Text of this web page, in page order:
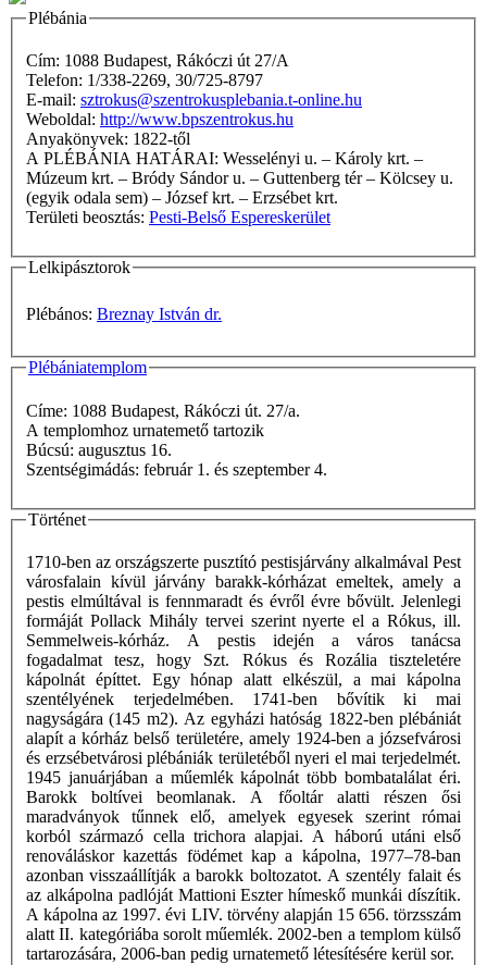
Plébánia
Cím: 1088 Budapest, Rákóczi út 27/A
Telefon: 1/338-2269, 30/725-8797
E-mail: sztrokus@szentrokusplebania.t-online.hu
Weboldal: http://www.bpszentrokus.hu
Anyakönyvek: 1822-től
A PLÉBÁNIA HATÁRAI: Wesselényi u. – Károly krt. –
Múzeum krt. – Bródy Sándor u. – Guttenberg tér – Kölcsey u.
(egyik odala sem) – József krt. – Erzsébet krt.
Területi beosztás: Pesti-Belső Espereskerület
Lelkipásztorok
Plébános: Breznay István dr.
Plébániatemplom
Címe: 1088 Budapest, Rákóczi út. 27/a.
A templomhoz urnatemető tartozik
Búcsú: augusztus 16.
Szentségimádás: február 1. és szeptember 4.
Történet
1710-ben az országszerte pusztító pestisjárvány alkalmával Pest
városfalain kívül járvány barakk-kórházat emeltek, amely a
pestis elmúltával is fennmaradt és évről évre bővült. Jelenlegi
formáját Pollack Mihály tervei szerint nyerte el a Rókus, ill.
Semmelweis-kórház. A pestis idején a város tanácsa
fogadalmat tesz, hogy Szt. Rókus és Rozália tiszteletére
kápolnát építtet. Egy hónap alatt elkészül, a mai kápolna
szentélyének terjedelmében. 1741-ben bővítik ki mai
nagyságára (145 m2). Az egyházi hatóság 1822-ben plébániát
alapít a kórház belső területére, amely 1924-ben a józsefvárosi
és erzsébetvárosi plébániák területéből nyeri el mai terjedelmét.
1945 januárjában a műemlék kápolnát több bombatalálat éri.
Barokk boltívei beomlanak. A főoltár alatti részen ősi
maradványok tűnnek elő, amelyek egyesek szerint római
korból származó cella trichora alapjai. A háború utáni első
renováláskor kazettás födémet kap a kápolna, 1977–78-ban
azonban visszaállítják a barokk boltozatot. A szentély falait és
az alkápolna padlóját Mattioni Eszter hímeskő munkái díszítik.
A kápolna az 1997. évi LIV. törvény alapján 15 656. törzsszám
alatt II. kategóriába sorolt műemlék. 2002-ben a templom külső
tartarozására, 2006-ban pedig urnatemető létesítésére kerül sor.